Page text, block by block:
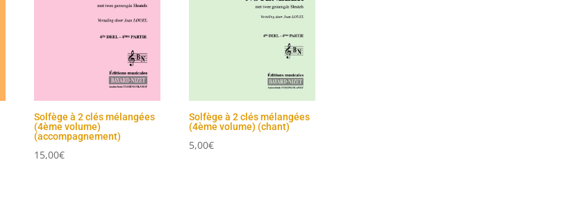
Solfège à 2 clés mélangées
(4ème volume)
(accompagnement)
15,00€
Solfège à 2 clés mélangées
(4ème volume) (chant)
5,00€